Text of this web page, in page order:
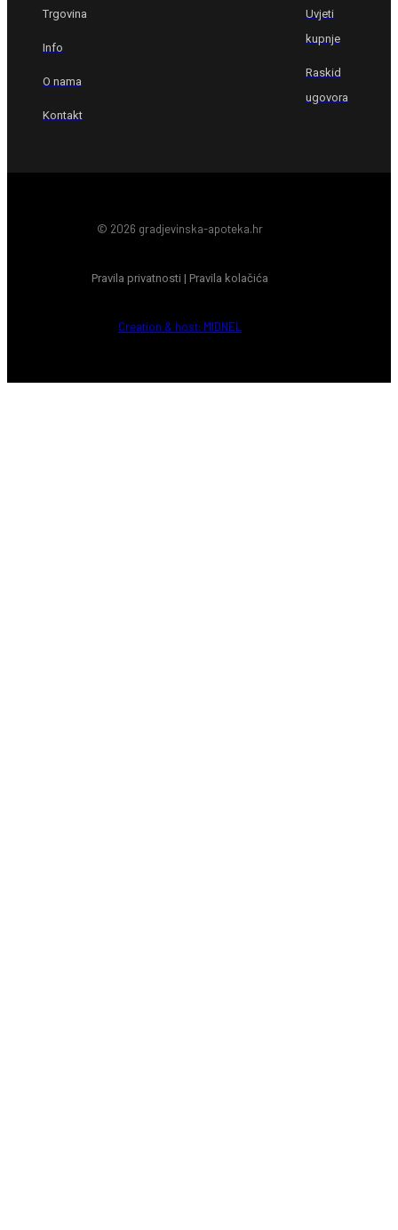
Trgovina
Info
O nama
Kontakt
Uvjeti
kupnje
Raskid
ugovora
© 2026 gradjevinska-apoteka.hr
Pravila privatnosti | Pravila kolačića
Creation & host: MIDNEL